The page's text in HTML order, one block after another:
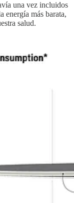
una vez incluidos
energía más barata,
salud.